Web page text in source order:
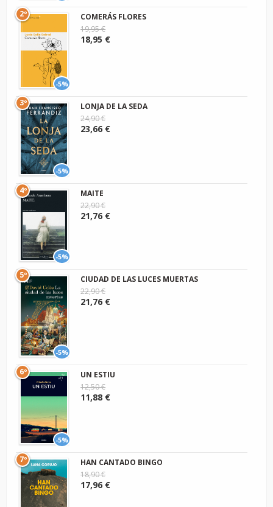
-5%
2º
COMERÁS FLORES
19,95 €
18,95 €
-5%
3º
LONJA DE LA SEDA
24,90 €
23,66 €
-5%
4º
MAITE
22,90 €
21,76 €
-5%
5º
CIUDAD DE LAS LUCES MUERTAS
22,90 €
21,76 €
-5%
6º
UN ESTIU
12,50 €
11,88 €
7º
HAN CANTADO BINGO
18,90 €
17,96 €